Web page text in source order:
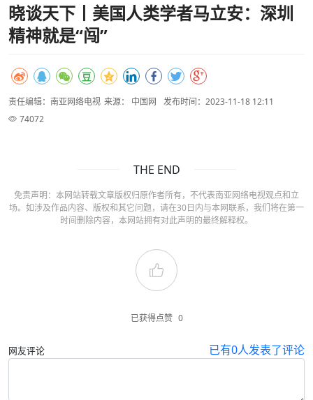
晓谈天下丨美国人类学者马立安：深圳
精神就是“闯”
责任编辑：南亚网络电视 来源： 中国网
发布时间：2023-11-18 12:11
74072
THE END
免责声明：本网站转载文章版权归原作者所有，不代表南亚网络电视观点和立
场。如涉及作品内容、版权和其它问题，请在30日内与本网联系，我们将在第一
时间删除内容，本网站拥有对此声明的最终解释权。
已获得点赞 0
网友评论 已有0人发表了评论